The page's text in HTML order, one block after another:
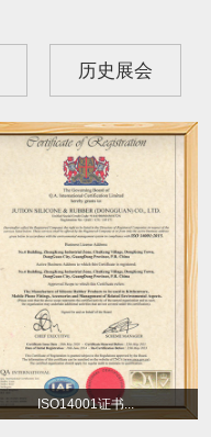
历史展会
ISO14001证书...
小不点 DOT